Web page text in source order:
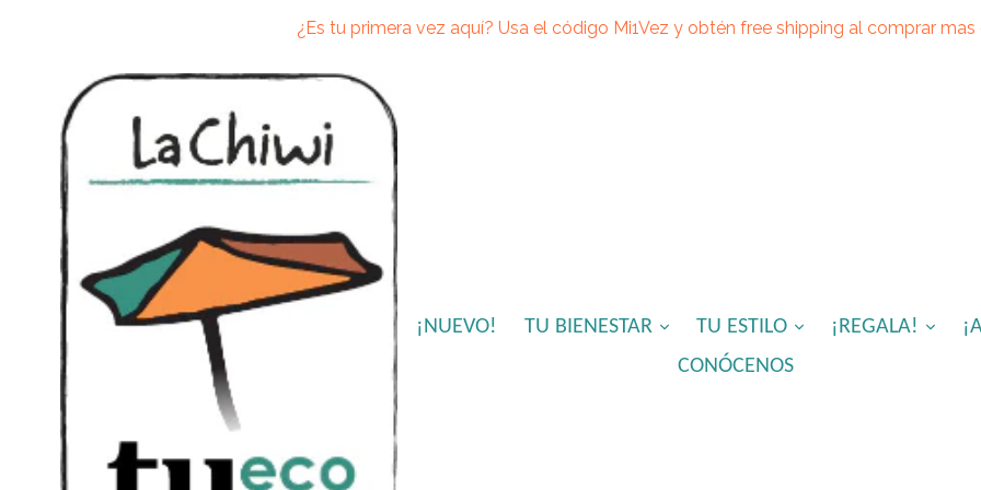
contenido
¿Es tu primera vez aquí? Usa el código Mi1Vez y obtén free shipping al comprar mas
¡NUEVO! TU BIENESTAR expandir
TU ESTILO expandir
¡REGALA!
CONÓCENOS